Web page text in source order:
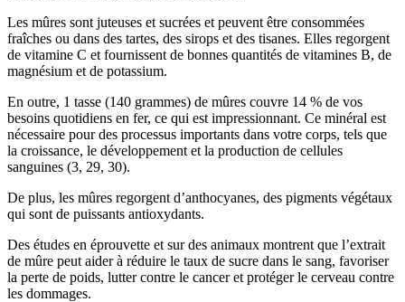
Les mûres sont juteuses et sucrées et peuvent être consommées
fraîches ou dans des tartes, des sirops et des tisanes. Elles regorgent
de vitamine C et fournissent de bonnes quantités de vitamines B, de
magnésium et de potassium.
En outre, 1 tasse (140 grammes) de mûres couvre 14 % de vos
besoins quotidiens en fer, ce qui est impressionnant. Ce minéral est
nécessaire pour des processus importants dans votre corps, tels que
la croissance, le développement et la production de cellules
sanguines (3, 29, 30).
De plus, les mûres regorgent d’anthocyanes, des pigments végétaux
qui sont de puissants antioxydants.
Des études en éprouvette et sur des animaux montrent que l’extrait
de mûre peut aider à réduire le taux de sucre dans le sang, favoriser
la perte de poids, lutter contre le cancer et protéger le cerveau contre
les dommages.